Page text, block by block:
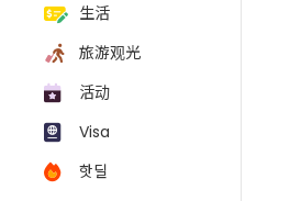
生活
旅游观光
活动
Visa
핫딜